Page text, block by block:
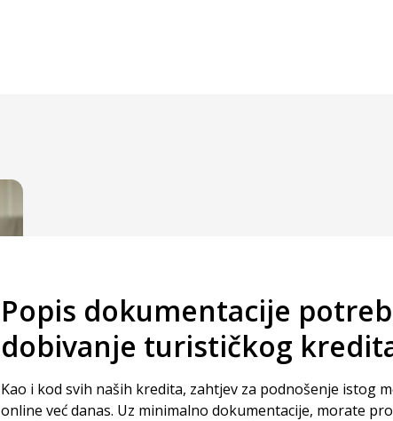
Popis dokumentacije
dobivanje turističkog
Kao i kod svih naših kredita, zahtjev za podnošenje istog
online već danas. Uz minimalno dokumentacije, morate